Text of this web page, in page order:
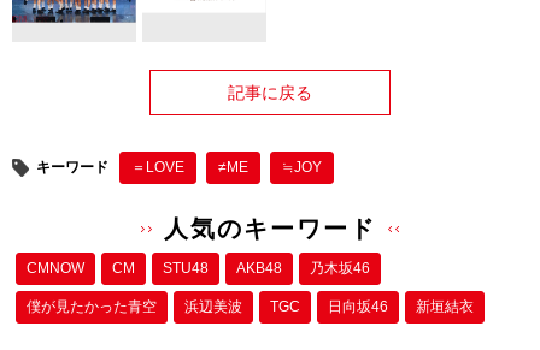
記事に戻る
キーワード ＝LOVE ≠ME ≒JOY
人気のキーワード
CMNOW CM STU48 AKB48 乃木坂46
僕が⾒たかった⻘空 浜辺美波 TGC 日向坂46 新垣結衣